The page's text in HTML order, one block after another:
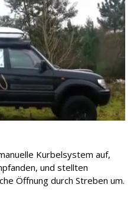
Kurbelsystem auf,
und stellten
Öffnung durch Streben um.